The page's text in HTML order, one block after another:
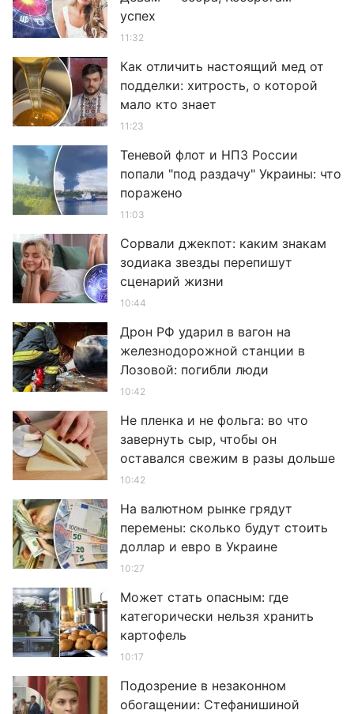
успех
11:32
Как отличить настоящий мед от
подделки: хитрость, о которой
мало кто знает
11:23
Теневой флот и НПЗ России
попали "под раздачу" Украины: что
поражено
11:03
Сорвали джекпот: каким знакам
зодиака звезды перепишут
сценарий жизни
10:44
Дрон РФ ударил в вагон на
железнодорожной станции в
Лозовой: погибли люди
10:42
Не пленка и не фольга: во что
завернуть сыр, чтобы он
оставался свежим в разы дольше
10:42
На валютном рынке грядут
перемены: сколько будут стоить
доллар и евро в Украине
10:27
Может стать опасным: где
категорически нельзя хранить
картофель
10:17
Подозрение в незаконном
обогащении: Стефанишиной